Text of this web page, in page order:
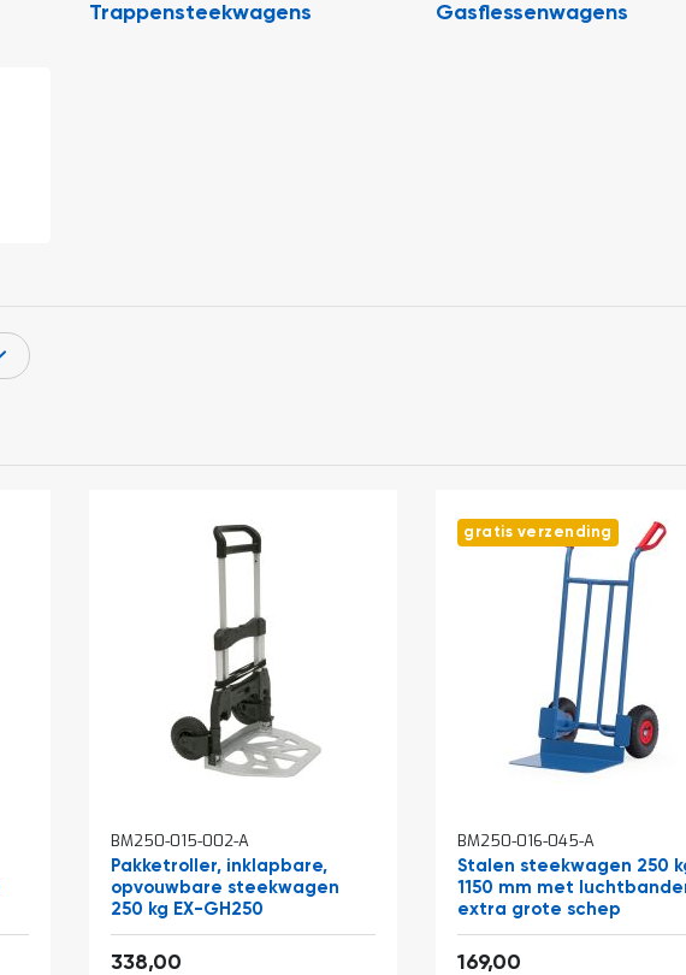
Trappensteekwagens Gasflessenwagens
BM250-015-002-A
Pakketroller, inklapbare,
opvouwbare steekwagen
250 kg EX-GH250
338,00
gratis verzending
BM250-016-045-A
Stalen steekwagen 250
1150 mm met
extra grote schep
169,00